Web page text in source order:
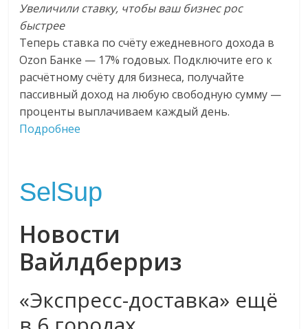
Увеличили ставку, чтобы ваш бизнес рос
быстрее
Теперь ставка по счёту ежедневного дохода в
Ozon Банке — 17% годовых. Подключите его к
расчётному счёту для бизнеса, получайте
пассивный доход на любую свободную сумму —
проценты выплачиваем каждый день.
Подробнее
SelSup
Новости
Вайлдберриз
«Экспресс-доставка» ещё